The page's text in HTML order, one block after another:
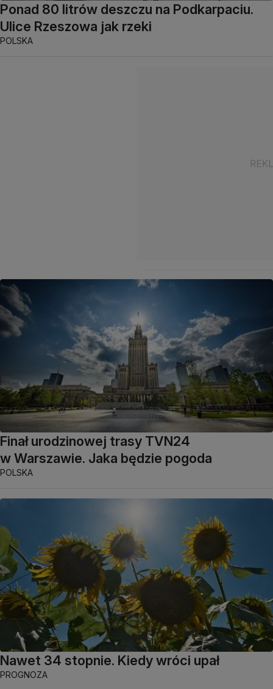
Ponad 80 litrów deszczu na Podkarpaciu.
Ulice Rzeszowa jak rzeki
POLSKA
Finał urodzinowej trasy TVN24
w Warszawie. Jaka będzie pogoda
POLSKA
Nawet 34 stopnie. Kiedy wróci upał
PROGNOZA